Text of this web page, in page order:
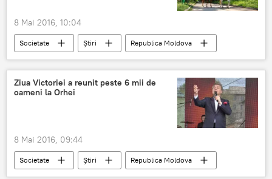
8 Mai 2016, 10:04
Societate Știri
Republica Moldova
Moldova
poliție Paștele Blajinilor
Ziua Victoriei a reunit peste 6 mii de
oameni la Orhei
8 Mai 2016, 09:44
Societate Știri
Republica Moldova